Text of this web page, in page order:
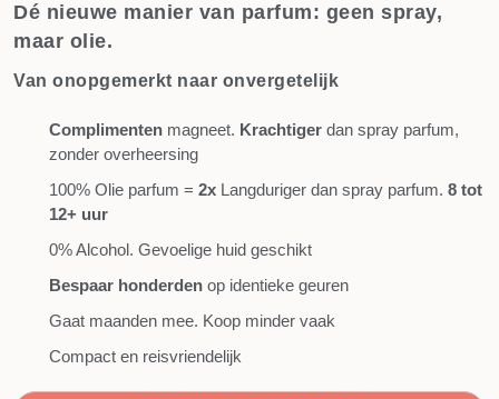
Dé nieuwe manier van parfum: geen spray,
maar olie.
Van onopgemerkt naar onvergetelijk
Complimenten magneet. Krachtiger dan spray parfum,
zonder overheersing
100% Olie parfum = 2x Langduriger dan spray parfum. 8 tot
12+ uur
0% Alcohol. Gevoelige huid geschikt
Bespaar honderden op identieke geuren
Gaat maanden mee. Koop minder vaak
Compact en reisvriendelijk